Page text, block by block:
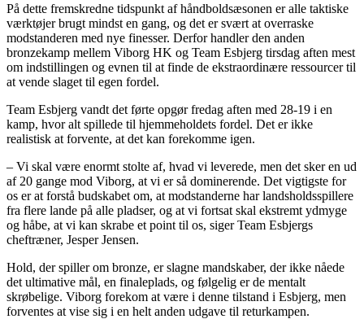
På dette fremskredne tidspunkt af håndboldsæsonen er alle taktiske
værktøjer brugt mindst en gang, og det er svært at overraske
modstanderen med nye finesser. Derfor handler den anden
bronzekamp mellem Viborg HK og Team Esbjerg tirsdag aften mest
om indstillingen og evnen til at finde de ekstraordinære ressourcer til
at vende slaget til egen fordel.
Team Esbjerg vandt det førte opgør fredag aften med 28-19 i en
kamp, hvor alt spillede til hjemmeholdets fordel. Det er ikke
realistisk at forvente, at det kan forekomme igen.
– Vi skal være enormt stolte af, hvad vi leverede, men det sker en ud
af 20 gange mod Viborg, at vi er så dominerende. Det vigtigste for
os er at forstå budskabet om, at modstanderne har landsholdsspillere
fra flere lande på alle pladser, og at vi fortsat skal ekstremt ydmyge
og håbe, at vi kan skrabe et point til os, siger Team Esbjergs
cheftræner, Jesper Jensen.
Hold, der spiller om bronze, er slagne mandskaber, der ikke nåede
det ultimative mål, en finaleplads, og følgelig er de mentalt
skrøbelige. Viborg forekom at være i denne tilstand i Esbjerg, men
forventes at vise sig i en helt anden udgave til returkampen.